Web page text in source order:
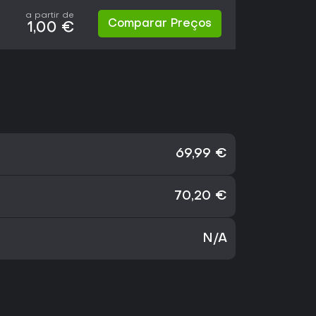
a partir de
1,00 € Comparar Preços
69,99 €
70,20 €
N/A